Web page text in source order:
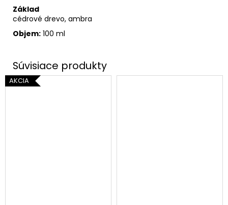
Základ
cédrové drevo, ambra
Objem: 100 ml
AKCIA